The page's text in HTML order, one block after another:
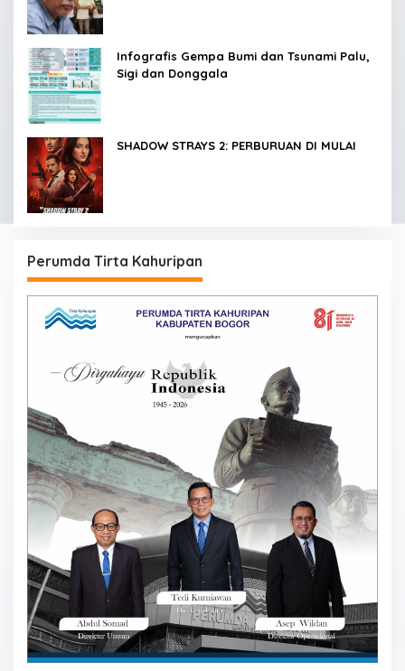
Infografis Gempa Bumi dan Tsunami Palu,
Sigi dan Donggala
SHADOW STRAYS 2: PERBURUAN DI MULAI
Perumda Tirta Kahuripan